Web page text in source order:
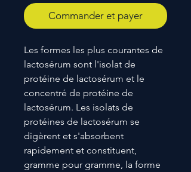
Commander et payer
Les formes les plus courantes de
lactosérum sont l'isolat de
protéine de lactosérum et le
concentré de protéine de
lactosérum. Les isolats de
protéines de lactosérum se
digèrent et s'absorbent
rapidement et constituent,
gramme pour gramme, la forme